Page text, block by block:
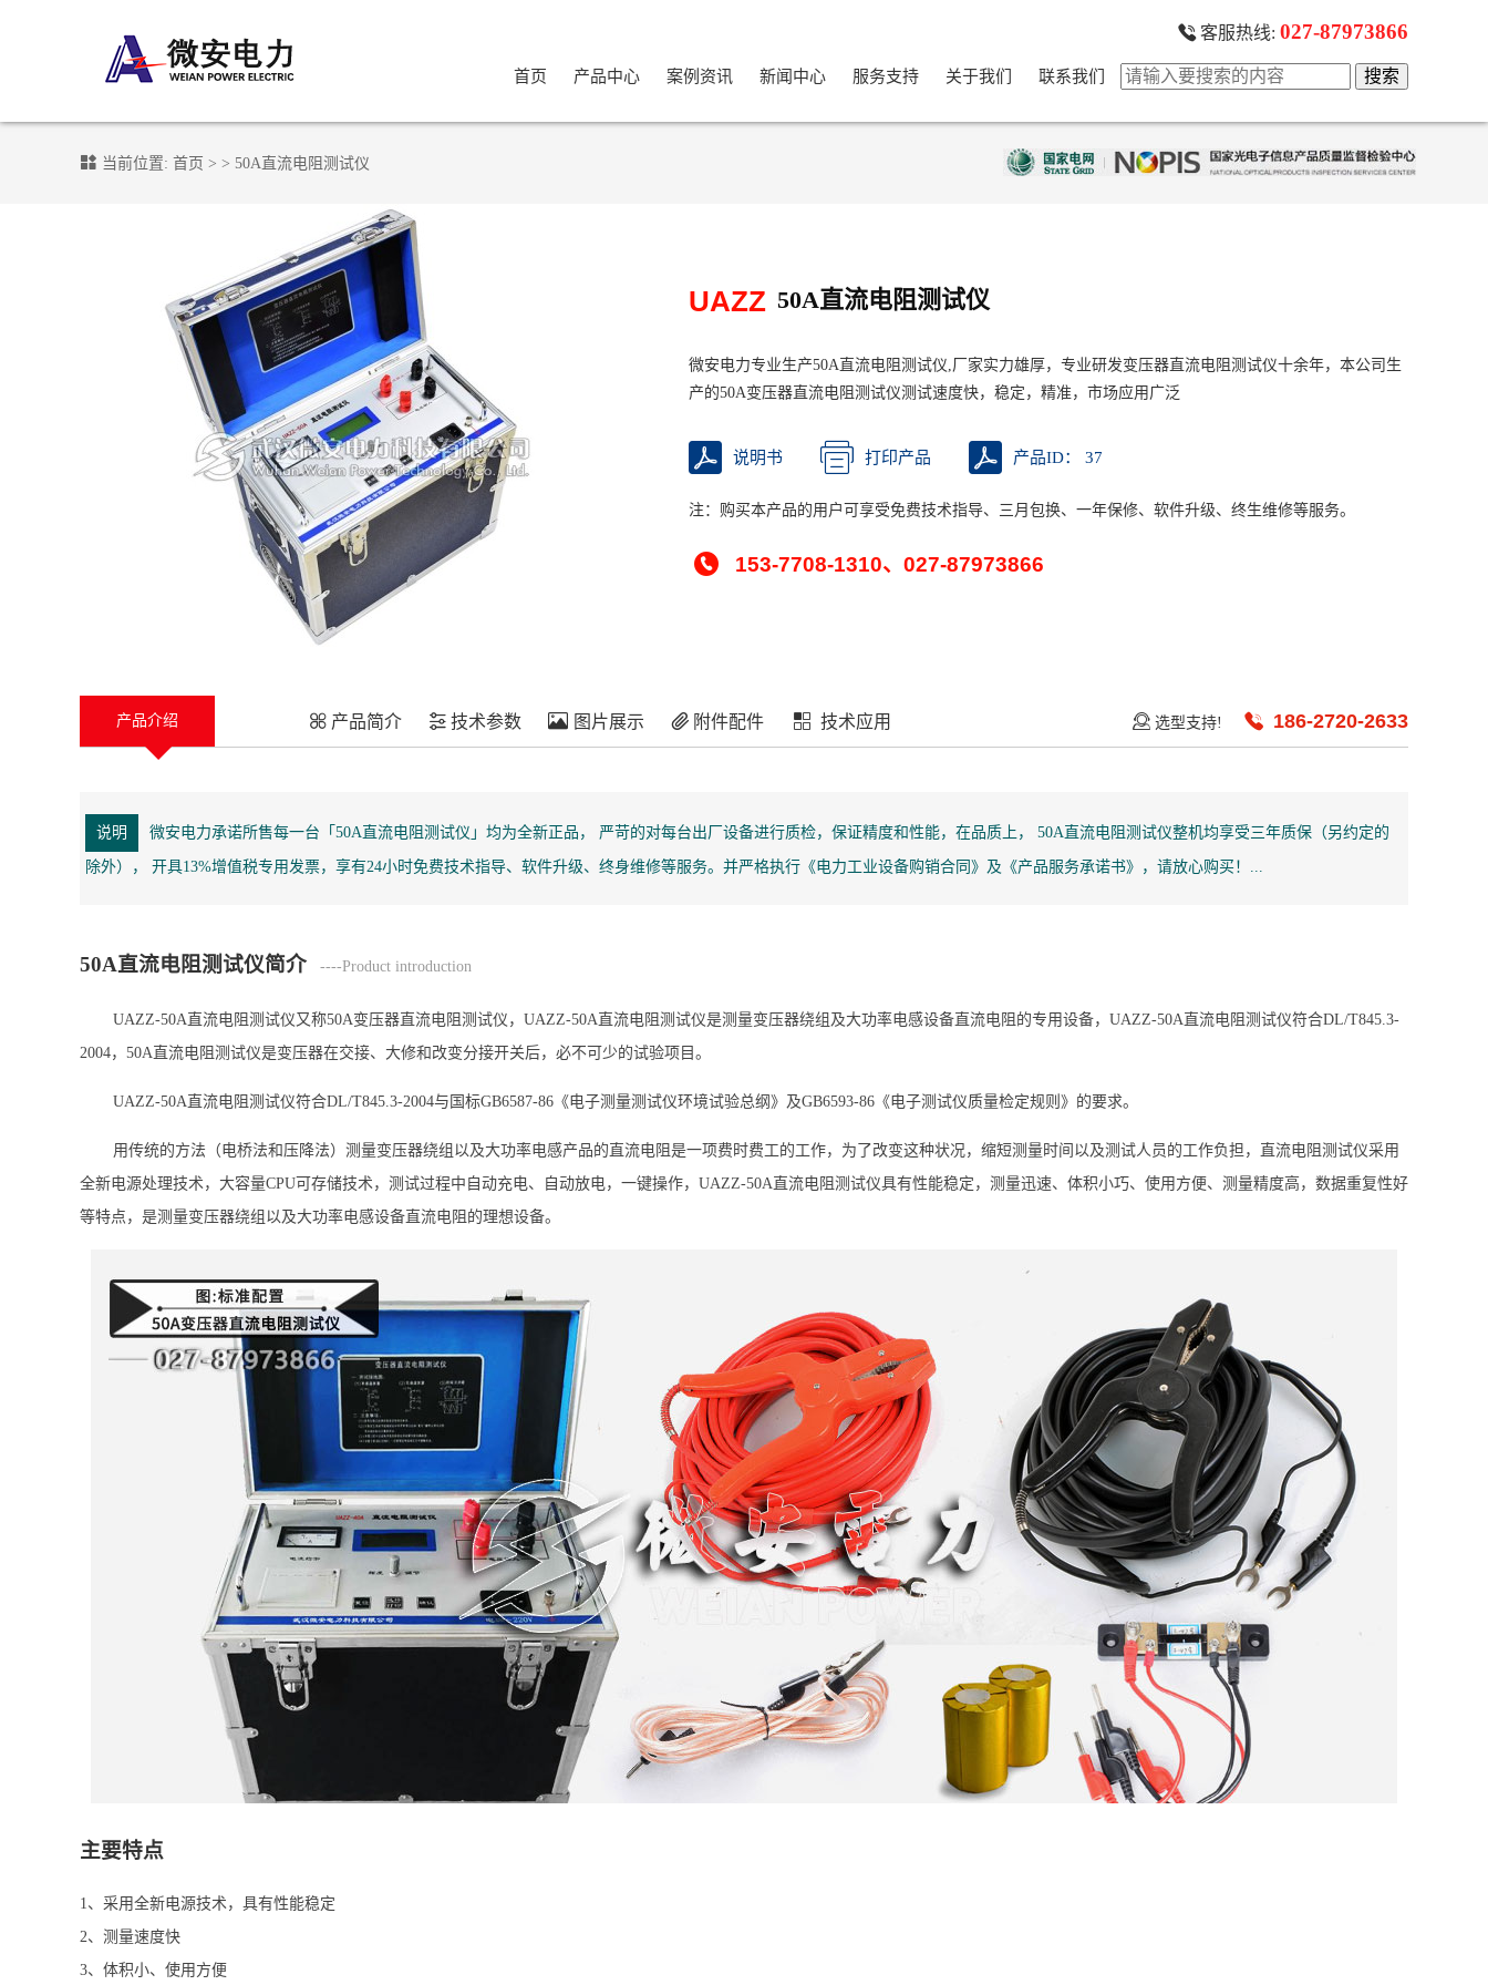
客服热线: 027-87973866
首页 产品中心 案例资讯 新闻中心 服务支持 关于我们 联系我们
当前位置: 首页 > > 50A直流电阻测试仪
UAZZ 50A直流电阻测试仪
微安电力专业生产50A直流电阻测试仪,厂家实力雄厚，专业研发变压器直流电阻测试仪十余年，本公司生
产的50A变压器直流电阻测试仪测试速度快，稳定，精准，市场应用广泛
说明书 打印产品 产品ID： 37
注：购买本产品的用户可享受免费技术指导、三月包换、一年保修、软件升级、终生维修等服务。
153-7708-1310、027-87973866
产品介绍 产品简介 技术参数 图片展示 附件配件 技术应用 选型支持! 186-2720-2633
说明 微安电力承诺所售每一台「50A直流电阻测试仪」均为全新正品， 严苛的对每台出厂设备进行质检，保证精度和性能，在品质上， 50A直流电阻测试仪整机均享受三年质保（另约定的
除外）， 开具13%增值税专用发票，享有24小时免费技术指导、软件升级、终身维修等服务。并严格执行《电力工业设备购销合同》及《产品服务承诺书》，请放心购买！...
50A直流电阻测试仪简介 ----Product introduction
UAZZ-50A直流电阻测试仪又称50A变压器直流电阻测试仪，UAZZ-50A直流电阻测试仪是测量变压器绕组及大功率电感设备直流电阻的专用设备，UAZZ-50A直流电阻测试仪符合DL/T845.3-
2004，50A直流电阻测试仪是变压器在交接、大修和改变分接开关后，必不可少的试验项目。
UAZZ-50A直流电阻测试仪符合DL/T845.3-2004与国标GB6587-86《电子测量测试仪环境试验总纲》及GB6593-86《电子测试仪质量检定规则》的要求。
用传统的方法（电桥法和压降法）测量变压器绕组以及大功率电感产品的直流电阻是一项费时费工的工作，为了改变这种状况，缩短测量时间以及测试人员的工作负担，直流电阻测试仪采用
全新电源处理技术，大容量CPU可存储技术，测试过程中自动充电、自动放电，一键操作，UAZZ-50A直流电阻测试仪具有性能稳定，测量迅速、体积小巧、使用方便、测量精度高，数据重复性好
等特点，是测量变压器绕组以及大功率电感设备直流电阻的理想设备。
主要特点
1、采用全新电源技术，具有性能稳定
2、测量速度快
3、体积小、使用方便